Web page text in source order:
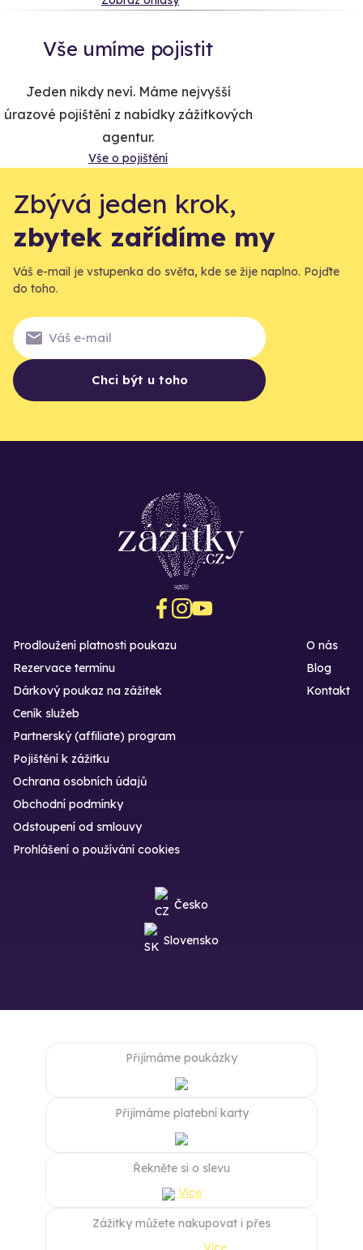
Vše umíme pojistit
Jeden nikdy neví. Máme nejvyšší
úrazové pojištění z nabídky zážitkových
agentur.
Vše o pojištění
Zbývá jeden krok,
zbytek zařídíme my
Váš e-mail je vstupenka do světa, kde se žije naplno. Pojďte
do toho.
Chci být u toho
Prodloužení platnosti poukazu
Rezervace termínu
Dárkový poukaz na zážitek
O nás
Blog
Kontakt
Ceník služeb
Partnerský (affiliate) program
Pojištění k zážitku
Ochrana osobních údajů
Obchodní podmínky
Odstoupení od smlouvy
Prohlášení o používání cookies
Česko
Slovensko
Přijímáme poukázky
Přijímáme platební karty
Řekněte si o slevu
Více
Zážitky můžete nakupovat i přes